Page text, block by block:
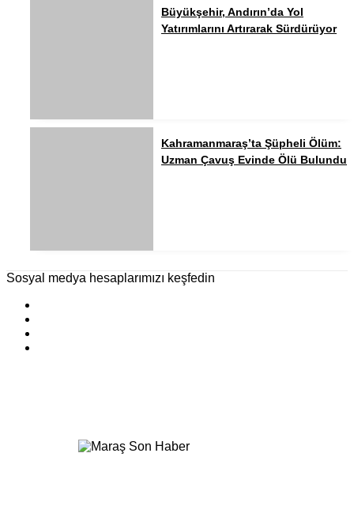
Büyükşehir, Andırın’da Yol
Yatırımlarını Artırarak Sürdürüyor
Kahramanmaraş’ta Şüpheli Ölüm:
Uzman Çavuş Evinde Ölü Bulundu
Sosyal medya hesaplarımızı keşfedin